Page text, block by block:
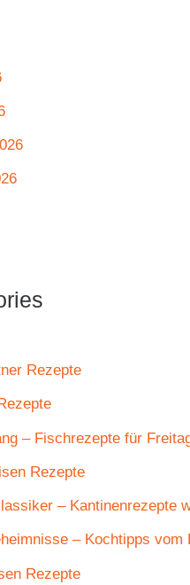
Rezepte
– Fischrezepte für
Rezepte
– Kantinenrezepte
– Kochtipps vom
Rezepte